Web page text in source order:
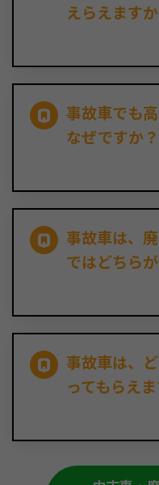
えらえます
事故車でも
なぜですか？
事故車は、
ではどちら
事故車は、
ってもらえ